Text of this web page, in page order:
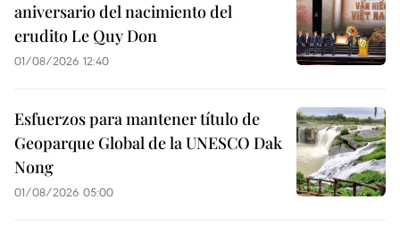
aniversario del nacimiento del
erudito Le Quy Don
01/08/2026 12:40
Esfuerzos para mantener título de
Geoparque Global de la UNESCO Dak
Nong
01/08/2026 05:00